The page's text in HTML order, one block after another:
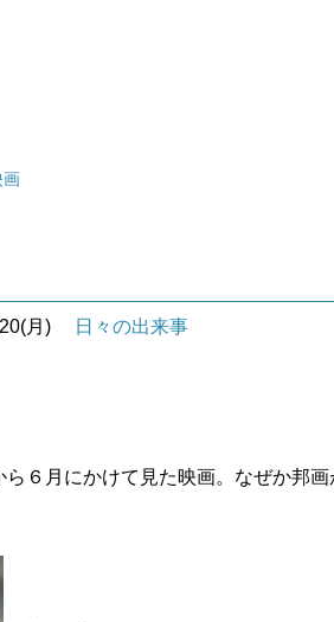
画
月) 日々の出来事
ら６月にかけて見た映画。なぜか邦画